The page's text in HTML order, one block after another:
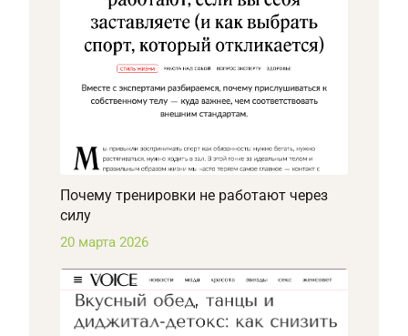
Почему тренировки не работают через
силу
20 марта 2026